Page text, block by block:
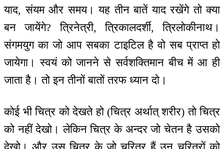
याद, संयम और समय। यह तीन बातें याद रखेंगे तो क्या
बन जायेंगे? त्रिनेत्री, त्रिकालदर्शी, त्रिलोकीनाथ।
संगमयुग का जो आप सबका टाइटिल है वो सब प्राप्त हो
जायेगा। स्वयं को जानने से सर्वशक्तिमान बीच में आ ही
जाता है। तो इन तीनों बातों तरफ ध्यान दो।
कोई भी चित्र को देखते हो (चित्र अर्थात् शरीर) तो चित्र
को नहीं देखो। लेकिन चित्र के अन्दर जो चेतन है उसको